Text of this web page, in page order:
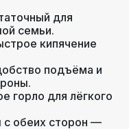
для
семьи.
кипячение
подъёма и
горло для лёгкого
с обеих сторон —